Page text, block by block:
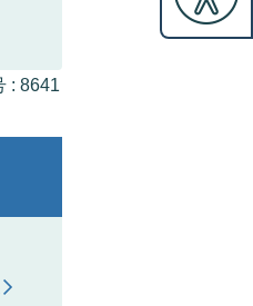
: 8641